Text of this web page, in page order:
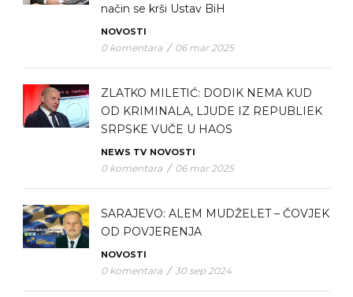
način se krši Ustav BiH
NOVOSTI
0 komentara / 06 mar 2025
ZLATKO MILETIĆ: DODIK NEMA KUD
OD KRIMINALA, LJUDE IZ REPUBLIEK
SRPSKE VUČE U HAOS
NEWS TV NOVOSTI
0 komentara / 06 mar 2025
SARAJEVO: ALEM MUDŽELET – ČOVJEK
OD POVJERENJA
NOVOSTI
0 komentara / 30 sep 2024